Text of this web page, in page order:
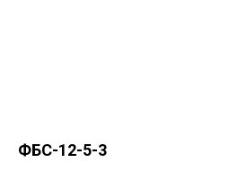
ФБС-12-5-3